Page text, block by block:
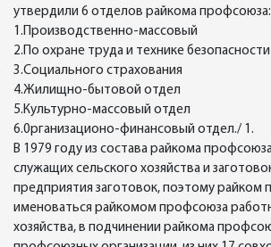
утвердили 6 отделов райкома профсоюза:
1.Производственно-массовый
2.По охране труда и технике безопасности
3.Социального страхования
4.Жилищно-бытовой отдел
5.Культурно-массовый отдел
6.0рганизационо-финансовый отдел./ 1.
В 1979 году из состава райкома
служащих сельского хозяйства и
предприятия заготовок, поэтому райком
именоваться райкомом профсоюза
хозяйства, в подчинении райкома